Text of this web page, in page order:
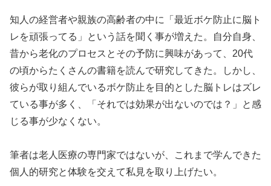
知人の経営者や親族の高齢者の中に「最近ボケ防止に脳ト
レを頑張ってる」という話を聞く事が増えた。自分自身、
昔から老化のプロセスとその予防に興味があって、20代
の頃からたくさんの書籍を読んで研究してきた。しかし、
彼らが取り組んでいるボケ防止を目的とした脳トレはズレ
ている事が多く、「それでは効果が出ないのでは？」と感
じる事が少なくない。
筆者は老人医療の専門家ではないが、これまで学んできた
個人的研究と体験を交えて私見を取り上げたい。